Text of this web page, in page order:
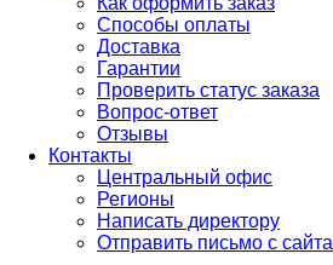
Способы оплаты
Доставка
Гарантии
Проверить статус заказа
Вопрос-ответ
Отзывы
Контакты
Центральный офис
Регионы
Написать директору
Отправить письмо с сайта